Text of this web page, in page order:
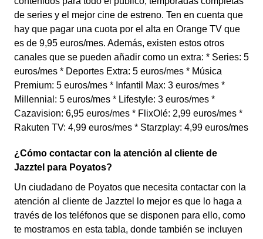
de series y el mejor cine de estreno. Ten en cuenta que
hay que pagar una cuota por el alta en Orange TV que
es de 9,95 euros/mes. Además, existen estos otros
canales que se pueden añadir como un extra: * Series: 5
euros/mes * Deportes Extra: 5 euros/mes * Música
Premium: 5 euros/mes * Infantil Max: 3 euros/mes *
Millennial: 5 euros/mes * Lifestyle: 3 euros/mes *
Cazavision: 6,95 euros/mes * FlixOlé: 2,99 euros/mes *
Rakuten TV: 4,99 euros/mes * Starzplay: 4,99 euros/mes
¿Cómo contactar con la atención al cliente de
Jazztel para Poyatos?
Un ciudadano de Poyatos que necesita contactar con la
atención al cliente de Jazztel lo mejor es que lo haga a
través de los teléfonos que se disponen para ello, como
te mostramos en esta tabla, donde también se incluyen